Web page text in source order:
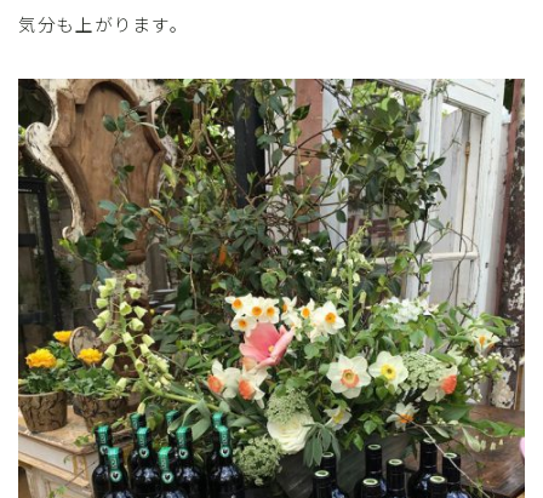
気分も上がります。